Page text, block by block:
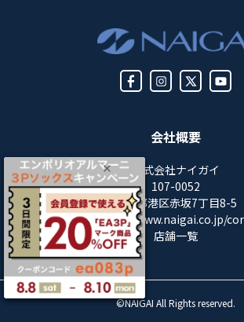
会社概要
株式会社ナイガイ
107-0052
東京都港区赤坂7丁目8-5
https://www.naigai.co.jp/
店舗一覧
©NAIGAI All Rights reserved.